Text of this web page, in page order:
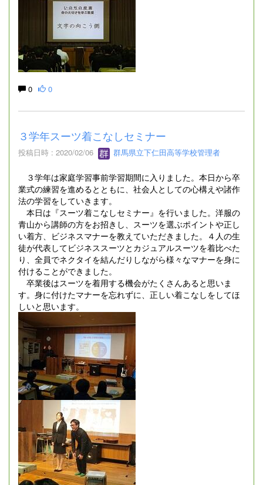
0 0
３学年スーツ着こなしセミナー
投稿日時 : 2020/02/06 群馬県立下仁田高等学校管理者
３学年は家庭学習事前学習期間に入りました。本日から卒
業式の練習を進めるとともに、社会人としての心構えや諸作
法の学習をしていきます。
本日は『スーツ着こなしセミナー』を行いました。洋服の
青山から講師の方をお招きし、スーツを選ぶポイントや正し
い着方、ビジネスマナーを教えていただきました。４人の生
徒が代表してビジネススーツとカジュアルスーツを着比べた
り、全員でネクタイを結んだりしながら様々なマナーを身に
付けることができました。
卒業後はスーツを着用する機会がたくさんあると思いま
す。身に付けたマナーを忘れずに、正しい着こなしをしてほ
しいと思います。